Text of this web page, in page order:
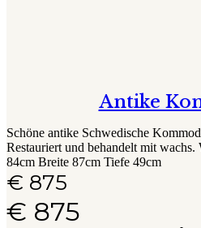
Antike
Schöne antike Schwedische
Restauriert und behandelt mit
84cm Breite 87cm Tiefe 49cm
€ 875
€ 875